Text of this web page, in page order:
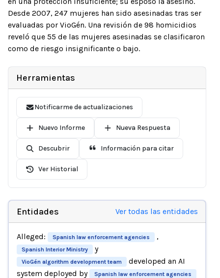
Desde 2007, 247 mujeres han sido asesinadas tras ser
evaluadas por VioGén. Una revisión de 98 homicidios
reveló que 55 de las mujeres asesinadas se clasificaron
como de riesgo insignificante o bajo.
Herramientas
Notificarme de actualizaciones
Nuevo Informe Nueva Respuesta
Descubrir Información para citar
Ver Historial
Entidades Ver todas las entidades
Alleged: Spanish law enforcement agencies ,
Spanish Interior Ministry y
VioGén algorithm development team
developed an AI
system deployed by
Spanish law enforcement agencies